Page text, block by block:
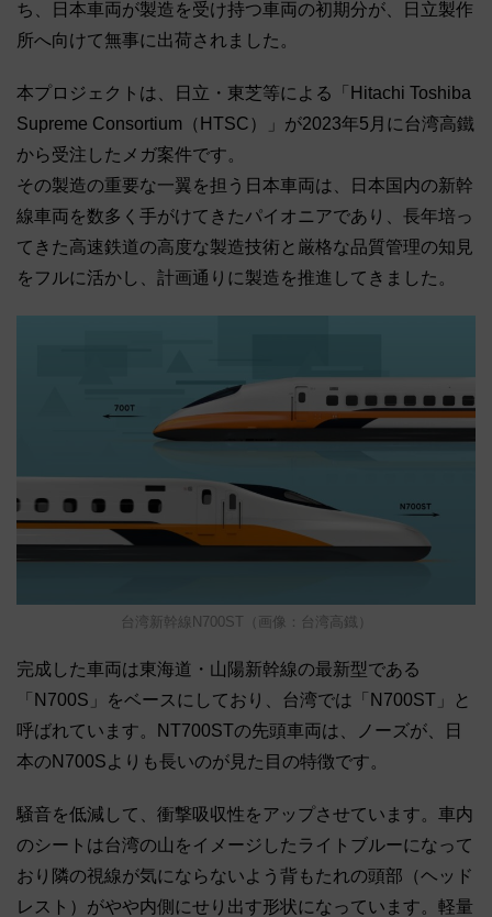
ち、日本車両が製造を受け持つ車両の初期分が、日立製作
所へ向けて無事に出荷されました。
本プロジェクトは、日立・東芝等による「Hitachi Toshiba
Supreme Consortium（HTSC）」が2023年5月に台湾高鐵
から受注したメガ案件です。
その製造の重要な一翼を担う日本車両は、日本国内の新幹
線車両を数多く手がけてきたパイオニアであり、長年培っ
てきた高速鉄道の高度な製造技術と厳格な品質管理の知見
をフルに活かし、計画通りに製造を推進してきました。
台湾新幹線N700ST（画像：台湾高鐡）
完成した車両は東海道・山陽新幹線の最新型である
「N700S」をベースにしており、台湾では「N700ST」と
呼ばれています。NT700STの先頭車両は、ノーズが、日
本のN700Sよりも長いのが見た目の特徴です。
騒音を低減して、衝撃吸収性をアップさせています。車内
のシートは台湾の山をイメージしたライトブルーになって
おり隣の視線が気にならないよう背もたれの頭部（ヘッド
レスト）がやや内側にせり出す形状になっています。軽量